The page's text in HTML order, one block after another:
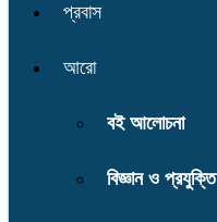
প্রবাস
আরো
বই আলোচনা
বিজ্ঞান ও প্রযুক্তি